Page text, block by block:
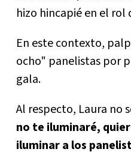
hizo hincapié en el
En este contexto,
ocho" panelistas por
gala.
Al respecto, Laura no
no te iluminaré,
iluminar a los